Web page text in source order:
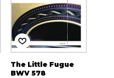
The Little Fugue
BWV 578